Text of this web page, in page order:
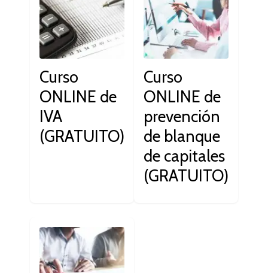
Curso
ONLINE de
IVA
(GRATUITO)
Curso
ONLINE de
prevención
de blanque
de capitales
(GRATUITO)